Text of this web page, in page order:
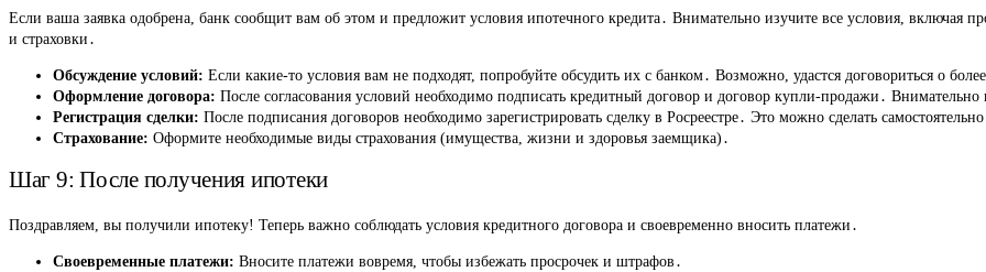
Если ваша заявка одобрена, банк сообщит вам об этом и предложит условия ипотечного кредита․ Внимательно изучите все условия, включая
и страховки․
Обсуждение условий: Если какие-то условия вам не подходят, попробуйте обсудить их с банком․ Возможно, удастся договориться о
Оформление договора: После согласования условий необходимо подписать кредитный договор и договор купли-продажи․
Регистрация сделки: После подписания договоров необходимо зарегистрировать сделку в Росреестре․ Это можно сделать
Страхование: Оформите необходимые виды страхования (имущества, жизни и здоровья заемщика)․
Шаг 9: После получения ипотеки
Поздравляем, вы получили ипотеку! Теперь важно соблюдать условия кредитного договора и своевременно вносить платежи․
Своевременные платежи: Вносите платежи вовремя, чтобы избежать просрочек и штрафов․